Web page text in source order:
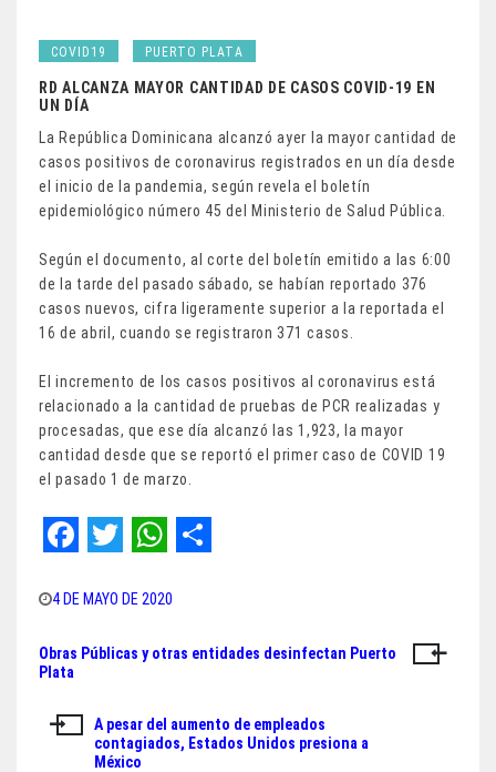
COVID19 PUERTO PLATA
RD ALCANZA MAYOR CANTIDAD DE CASOS COVID-19 EN
UN DÍA
La República Dominicana alcanzó ayer la mayor cantidad de
casos positivos de coronavirus registrados en un día desde
el inicio de la pandemia, según revela el boletín
epidemiológico número 45 del Ministerio de Salud Pública.
Según el documento, al corte del boletín emitido a las 6:00
de la tarde del pasado sábado, se habían reportado 376
casos nuevos, cifra ligeramente superior a la reportada el
16 de abril, cuando se registraron 371 casos.
El incremento de los casos positivos al coronavirus está
relacionado a la cantidad de pruebas de PCR realizadas y
procesadas, que ese día alcanzó las 1,923, la mayor
cantidad desde que se reportó el primer caso de COVID 19
el pasado 1 de marzo.
a
c
e
b
o
w
i
t
e
h
a
s
A
a
e
4 DE MAYO DE 2020
Navegación
entradas
Obras Públicas y otras entidades desinfectan Puerto
Plata
A pesar del aumento de empleados
contagiados, Estados Unidos presiona a
México